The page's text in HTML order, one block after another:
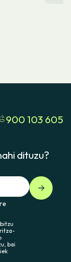
900 103 605
dituzu?
bai